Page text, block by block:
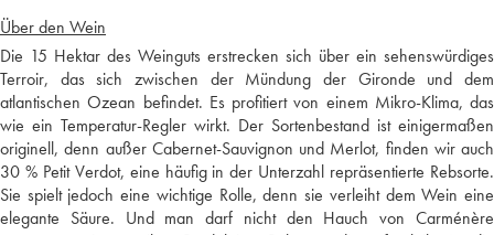
Über den Wein
Die 15 Hektar des Weinguts erstrecken sich über ein sehenswürdiges
Terroir, das sich zwischen der Mündung der Gironde und dem
atlantischen Ozean befindet. Es profitiert von einem Mikro-Klima, das
wie ein Temperatur-Regler wirkt. Der Sortenbestand ist einigermaßen
originell, denn außer Cabernet-Sauvignon und Merlot, finden wir auch
30 % Petit Verdot, eine häufig in der Unterzahl repräsentierte Rebsorte.
Sie spielt jedoch eine wichtige Rolle, denn sie verleiht dem Wein eine
elegante Säure. Und man darf nicht den Hauch von Carménère